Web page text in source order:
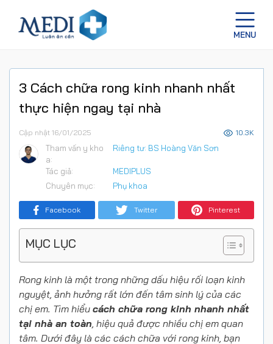
3 Cách chữa rong kinh nhanh nhất
thực hiện ngay tại nhà
Cập nhật 16/01/2025 10.3K
Tham vấn y kho
a:
Riêng tư: BS Hoàng Văn Sơn
Tác giả:
MEDIPLUS
Chuyên mục:
Phụ khoa
Facebook Twitter Pinterest
MỤC LỤC
Rong kinh là một trong những dấu hiệu rối loạn kinh
nguyệt, ảnh hưởng rất lớn đến tâm sinh lý của các
chị em. Tìm hiểu cách chữa rong kinh nhanh nhất
tại nhà an toàn, hiệu quả được nhiều chị em quan
tâm. Dưới đây là các cách chữa với rong kinh, bạn